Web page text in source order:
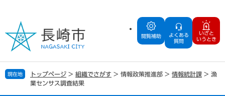
の
で
す
ー
ば
し
閲覧補助
よくある
質問
いざと
いうとき
現在地 トップページ > 組織でさがす > 情報政策推進部 > 情報統計課 > 漁
業センサス調査結果